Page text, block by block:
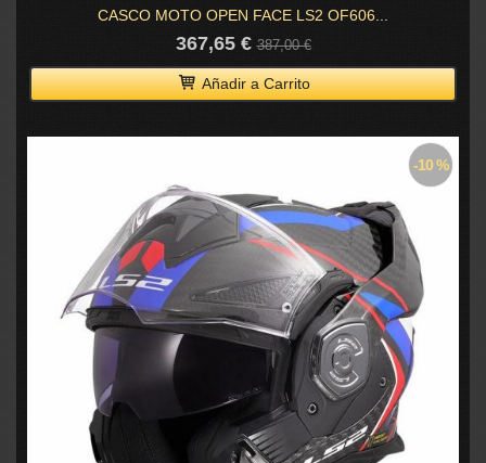
CASCO MOTO OPEN FACE LS2 OF606...
367,65 €387,00 €
Añadir a Carrito
-10 %